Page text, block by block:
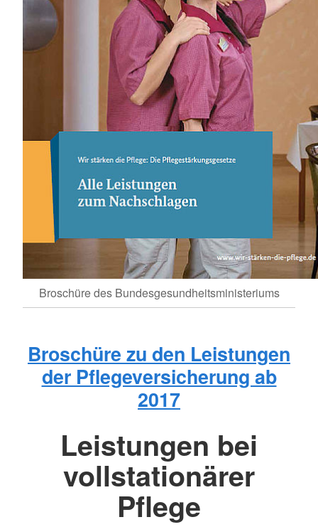
Broschüre des Bundesgesundheitsministeriums
Broschüre zu den Leistungen
der Pflegeversicherung ab
2017
Leistungen bei
vollstationärer
Pflege